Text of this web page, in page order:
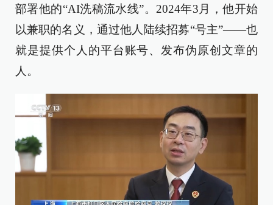
部署他的“AI洗稿流水线”。2024年3月，他开始
以兼职的名义，通过他人陆续招募“号主”——也
就是提供个人的平台账号、发布伪原创文章的
人。